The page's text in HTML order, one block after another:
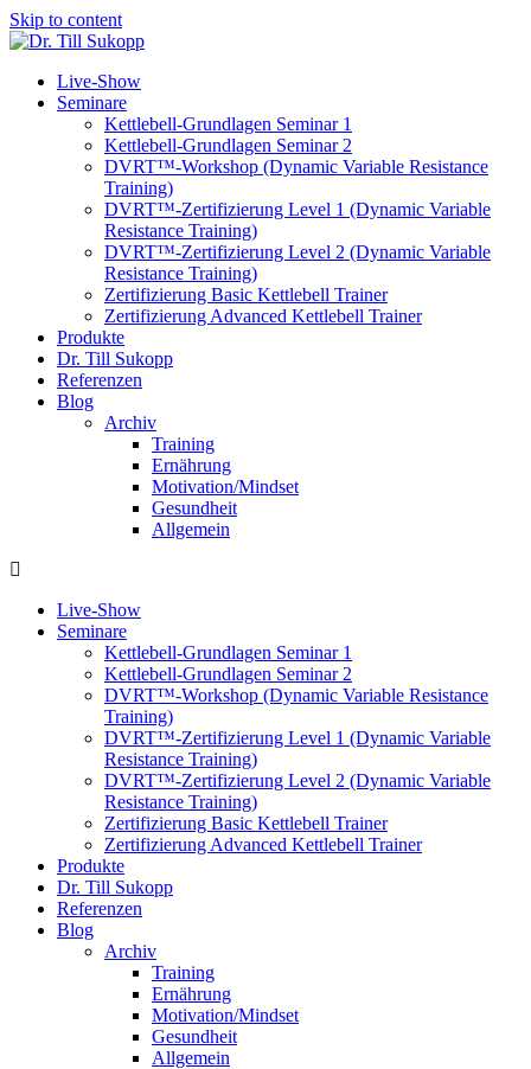
Skip to content
Live-Show
Seminare
Kettlebell-Grundlagen Seminar 1
Kettlebell-Grundlagen Seminar 2
DVRT™-Workshop (Dynamic Variable Resistance
Training)
DVRT™-Zertifizierung Level 1 (Dynamic Variable
Resistance Training)
DVRT™-Zertifizierung Level 2 (Dynamic Variable
Resistance Training)
Zertifizierung Basic Kettlebell Trainer
Zertifizierung Advanced Kettlebell Trainer
Produkte
Dr. Till Sukopp
Referenzen
Blog
Archiv
Training
Ernährung
Motivation/Mindset
Gesundheit
Allgemein
Live-Show
Seminare
Kettlebell-Grundlagen Seminar 1
Kettlebell-Grundlagen Seminar 2
DVRT™-Workshop (Dynamic Variable Resistance
Training)
DVRT™-Zertifizierung Level 1 (Dynamic Variable
Resistance Training)
DVRT™-Zertifizierung Level 2 (Dynamic Variable
Resistance Training)
Zertifizierung Basic Kettlebell Trainer
Zertifizierung Advanced Kettlebell Trainer
Produkte
Dr. Till Sukopp
Referenzen
Blog
Archiv
Training
Ernährung
Motivation/Mindset
Gesundheit
Allgemein